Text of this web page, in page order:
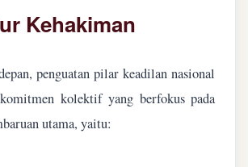
Kehakiman
penguatan pilar keadilan nasional
kolektif yang berfokus pada
utama, yaitu: